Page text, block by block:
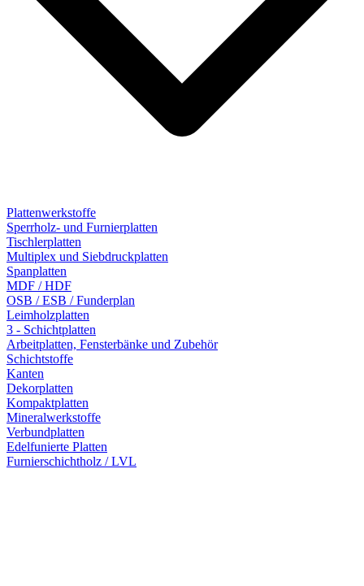
Plattenwerkstoffe
Sperrholz- und Furnierplatten
Tischlerplatten
Multiplex und Siebdruckplatten
Spanplatten
MDF / HDF
OSB / ESB / Funderplan
Leimholzplatten
3 - Schichtplatten
Arbeitplatten, Fensterbänke und Zubehör
Schichtstoffe
Kanten
Dekorplatten
Kompaktplatten
Mineralwerkstoffe
Verbundplatten
Edelfunierte Platten
Furnierschichtholz / LVL